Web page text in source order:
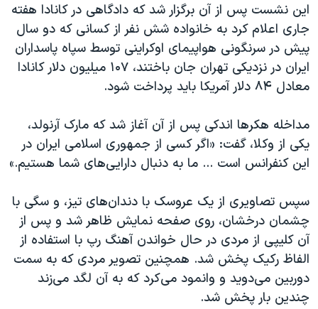
سفر پرزیدنت ترامپ به چین
این نشست پس از آن برگزار شد که دادگاهی در کانادا هفته
جاری اعلام کرد به خانواده شش نفر از کسانی که دو سال
پیش در سرنگونی هواپیمای اوکراینی توسط سپاه پاسداران
ایران در نزدیکی تهران جان باختند، ۱۰۷ میلیون دلار کانادا
معادل ۸۴ دلار آمریکا باید پرداخت شود.
مداخله هکرها اندکی پس از آن آغاز شد که مارک آرنولد،
یکی از وکلا، گفت: «اگر کسی از جمهوری اسلامی ایران در
این کنفرانس است ... ما به دنبال دارایی‌های شما هستیم.»
سپس تصاویری از یک عروسک با دندان‌های تیز، و سگی با
چشمان درخشان، روی صفحه نمایش ظاهر شد و پس از
آن کلیپی از مردی در حال خواندن آهنگ رپ با استفاده از
الفاظ رکیک پخش شد. همچنین تصویر مردی که به سمت
دوربین می‌دوید و وانمود می‌کرد که به آن لگد می‌زند
چندین بار پخش شد.